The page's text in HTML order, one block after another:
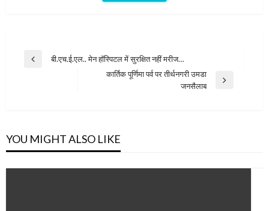
Post
Previous
बी.एच.ई.एल.. मेन हॉस्पिटल में सुरक्षित नहीं मरीज…
कार्तिक पूर्णिमा पर्व पर तीर्थनगरी उमडा
जनसैलाब
YOU MIGHT ALSO LIKE